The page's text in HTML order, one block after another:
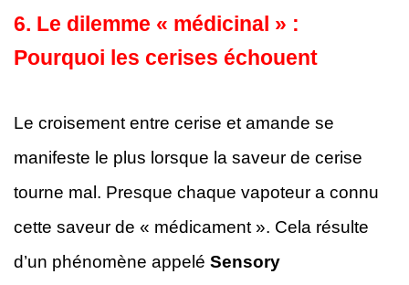
6. Le dilemme « médicinal » :
Pourquoi les cerises échouent
Le croisement entre cerise et amande se
manifeste le plus lorsque la saveur de cerise
tourne mal. Presque chaque vapoteur a connu
cette saveur de « médicament ». Cela résulte
d’un phénomène appelé Sensory